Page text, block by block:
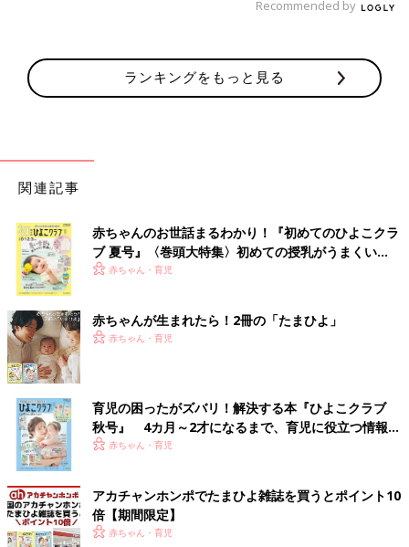
Recommended by
ランキングをもっと見る
関連記事
赤ちゃんのお世話まるわかり！『初めてのひよこクラ
ブ 夏号』〈巻頭大特集〉初めての授乳がうまくい
く！ おっぱい・ミルクの基本と夏のトラブル 解決テ
赤ちゃん・育児
赤ちゃんが生まれたら！2冊の「たまひよ」
赤ちゃん・育児
育児の困ったがズバリ！解決する本『ひよこクラブ
秋号』 4カ月～2才になるまで、育児に役立つ情報が
いっぱい！
赤ちゃん・育児
アカチャンホンポでたまひよ雑誌を買うとポイント10
倍【期間限定】
赤ちゃん・育児